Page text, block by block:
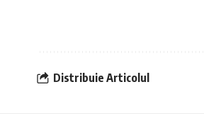
Distribuie Articolul